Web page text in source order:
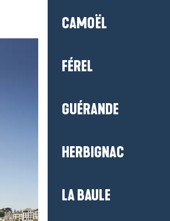
CAMOËL
FÉREL
GUÉRANDE
HERBIGNAC
LA BAULE